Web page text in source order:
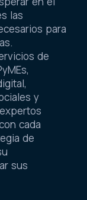
las
para
de
y
cada
de
sus